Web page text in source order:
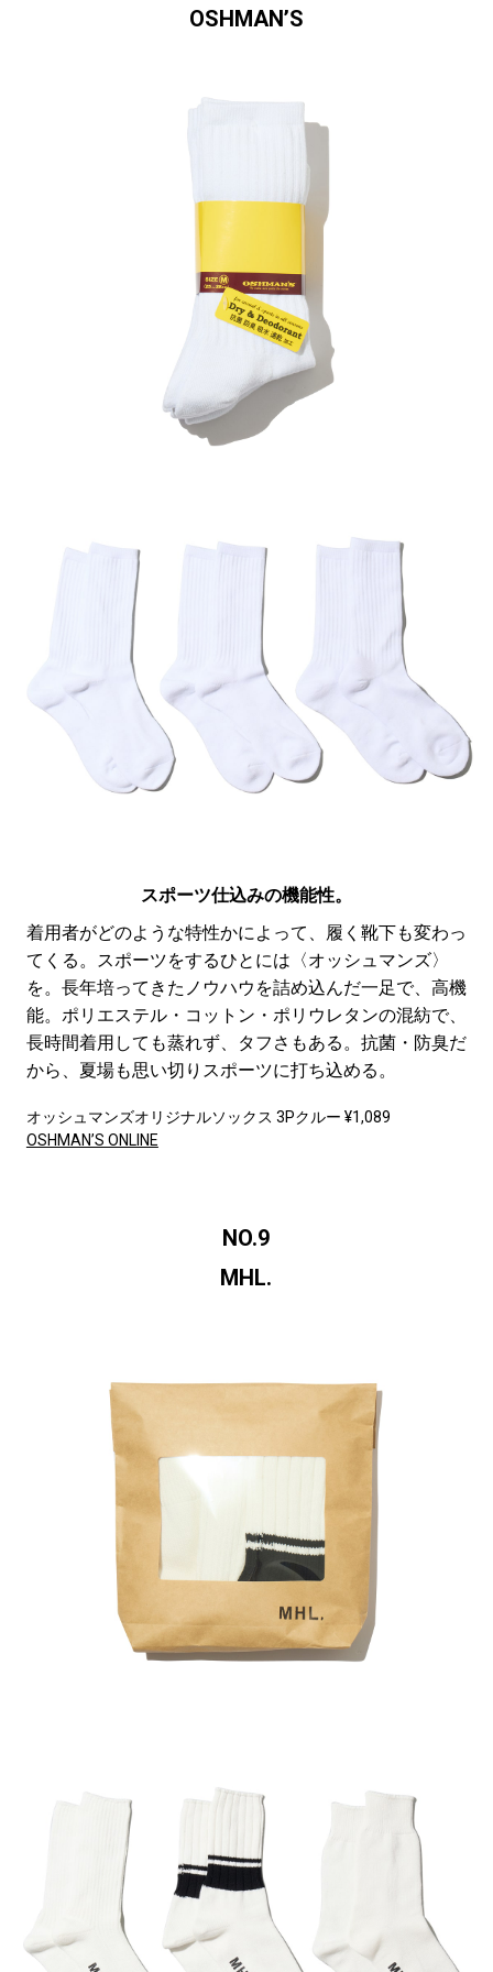
OSHMAN’S
スポーツ仕込みの機能性。
着用者がどのような特性かによって、履く靴下も変わっ
てくる。スポーツをするひとには〈オッシュマンズ〉
を。長年培ってきたノウハウを詰め込んだ一足で、高機
能。ポリエステル・コットン・ポリウレタンの混紡で、
長時間着用しても蒸れず、タフさもある。抗菌・防臭だ
から、夏場も思い切りスポーツに打ち込める。
オッシュマンズオリジナルソックス 3Pクルー ¥1,089
OSHMAN’S ONLINE
NO.9
MHL.